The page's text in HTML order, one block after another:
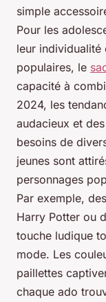
simple
Pour les
leur individualité
populaires, le
capacité à
2024, les
audacieux et
besoins de
jeunes sont
personnages
Par exemple,
Harry Potter ou
touche ludique
mode. Les
paillettes
chaque ado